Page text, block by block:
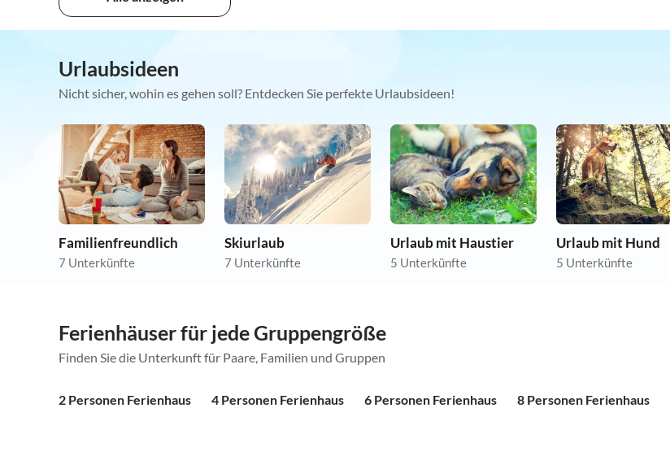
Urlaubsideen
Nicht sicher, wohin es gehen soll? Entdecken Sie perfekte Urlaubsideen!
Familienfreundlich
7 Unterkünfte
Skiurlaub
7 Unterkünfte
Urlaub mit Haustier
5 Unterkünfte
Urlaub mit Hund
5 Unterkünfte
Ferienhäuser für jede Gruppengröße
Finden Sie die Unterkunft für Paare, Familien und Gruppen
2 Personen Ferienhaus 4 Personen Ferienhaus 6 Personen Ferienhaus 8 Personen Ferienhaus